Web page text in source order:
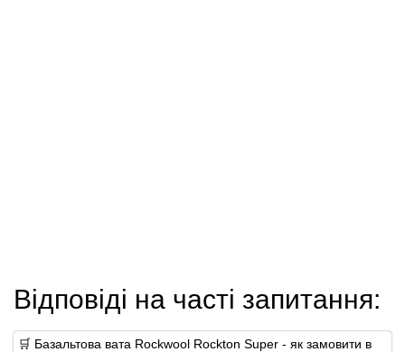
Відповіді на часті запитання:
🛒 Базальтова вата Rockwool Rockton Super - як замовити в